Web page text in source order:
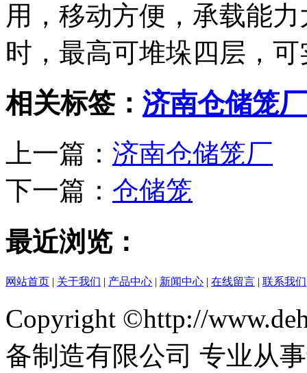
用，移动方便，承载能
时，最高可堆垛四层，
相关标签： 济南仓储笼
上一篇： 济南仓储笼厂
下一篇： 仓储笼
最近浏览：
网站首页 | 关于我们 | 产品中心 | 新闻中心 | 在线留言 | 联系我们
Copyright ©http://
备制造有限公司 专业从